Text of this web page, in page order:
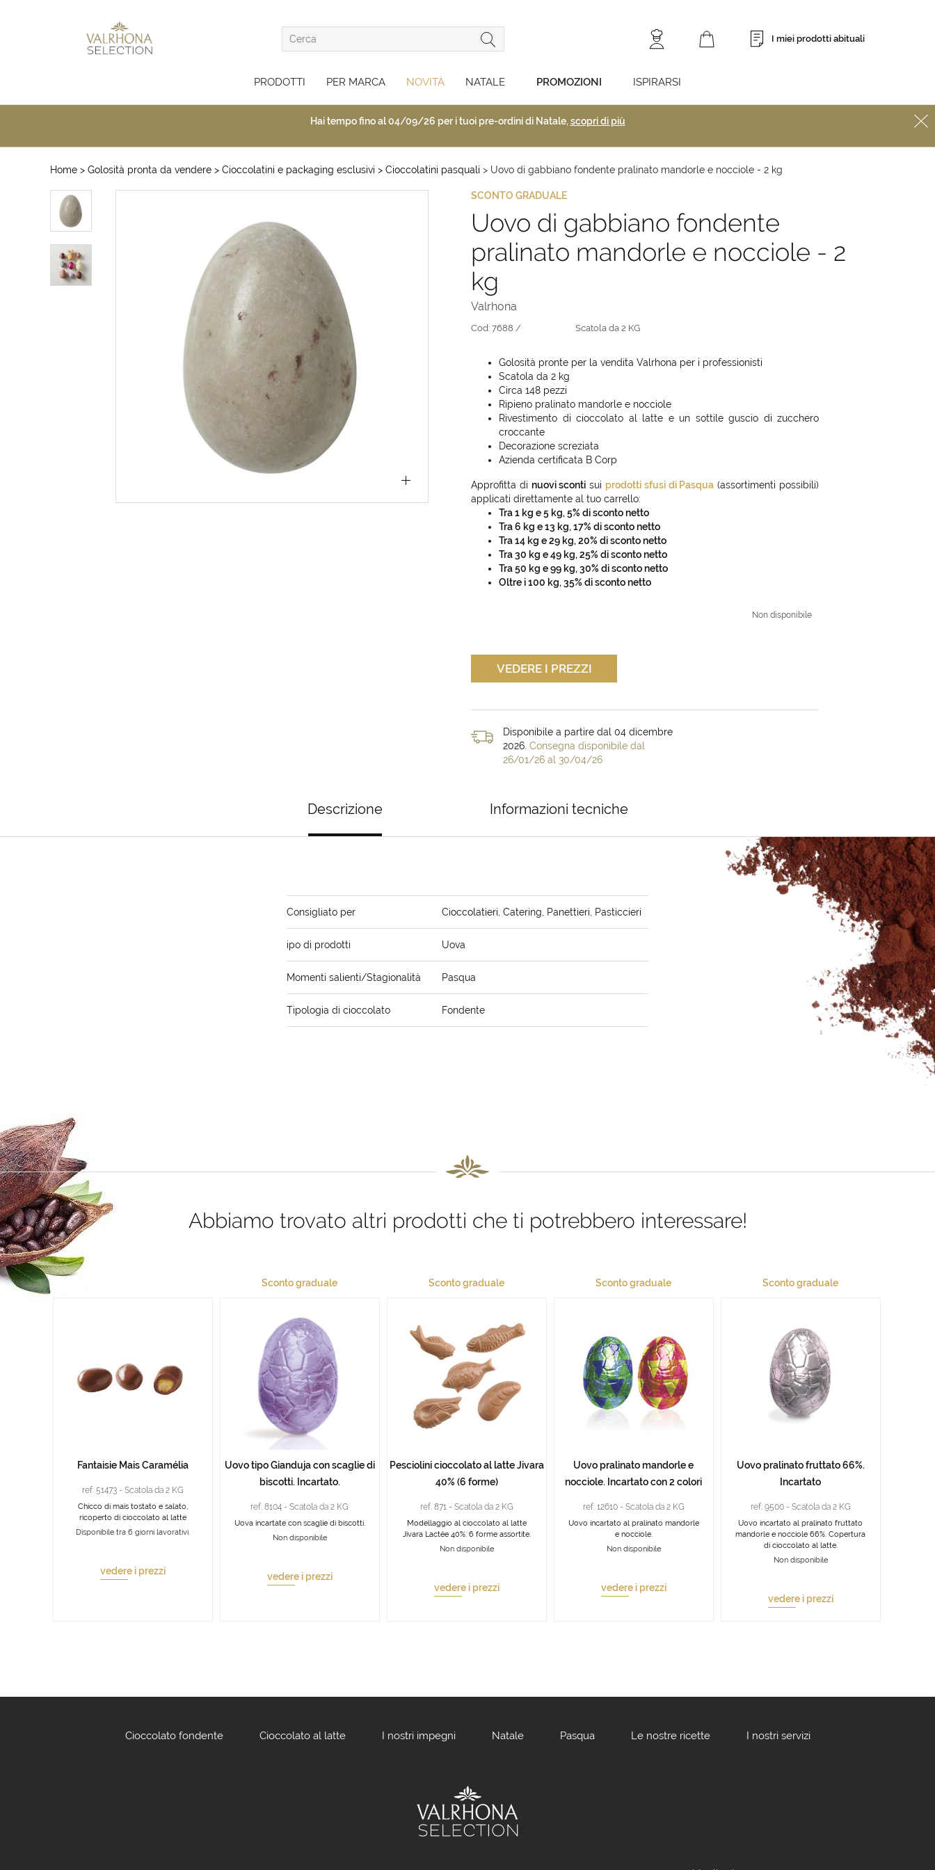
I miei prodotti abituali
PRODOTTI PER MARCA NOVITÀ NATALE PROMOZIONI ISPIRARSI
Hai tempo fino al 04/09/26 per i tuoi pre-ordini di Natale, scopri di più
Home > Golosità pronta da vendere > Cioccolatini e packaging esclusivi > Cioccolatini pasquali > Uovo di gabbiano fondente pralinato mandorle e nocciole - 2 kg
SCONTO GRADUALE
Uovo di gabbiano fondente
pralinato mandorle e nocciole - 2
kg
Valrhona
Cod: 7688 / Scatola da 2 KG
Golosità pronte per la vendita Valrhona per i professionisti
Scatola da 2 kg
Circa 148 pezzi
Ripieno pralinato mandorle e nocciole
Rivestimento di cioccolato al latte e un sottile guscio di zucchero
croccante
Decorazione screziata
Azienda certificata B Corp
Approfitta di nuovi sconti sui prodotti sfusi di Pasqua (assortimenti possibili)
applicati direttamente al tuo carrello:
Tra 1 kg e 5 kg, 5% di sconto netto
Tra 6 kg e 13 kg, 17% di sconto netto
Tra 14 kg e 29 kg, 20% di sconto netto
Tra 30 kg e 49 kg, 25% di sconto netto
Tra 50 kg e 99 kg, 30% di sconto netto
Oltre i 100 kg, 35% di sconto netto
Non disponibile
VEDERE I PREZZI
Disponibile a partire dal 04 dicembre
2026. Consegna disponibile dal
26/01/26 al 30/04/26
Descrizione Informazioni tecniche
Consigliato per Cioccolatieri, Catering, Panettieri, Pasticcieri
ipo di prodotti Uova
Momenti salienti/Stagionalità Pasqua
Tipologia di cioccolato Fondente
Abbiamo trovato altri prodotti che ti potrebbero interessare!
Fantaisie Mais Caramélia
ref. 51473 - Scatola da 2 KG
Chicco di mais tostato e salato,
ricoperto di cioccolato al latte
Disponibile tra 6 giorni lavorativi.
vedere i prezzi
Sconto graduale
Uovo tipo Gianduja con scaglie di
biscotti. Incartato.
ref. 8104 - Scatola da 2 KG
Uova incartate con scaglie di biscotti.
Non disponibile
vedere i prezzi
Sconto graduale
Pesciolini cioccolato al latte Jivara
40% (6 forme)
ref. 871 - Scatola da 2 KG
Modellaggio al cioccolato al latte
Jivara Lactée 40%. 6 forme assortite.
Non disponibile
vedere i prezzi
Sconto graduale
Uovo pralinato mandorle e
nocciole. Incartato con 2 colori
ref. 12610 - Scatola da 2 KG
Uovo incartato al pralinato mandorle
e nocciole.
Non disponibile
vedere i prezzi
Sconto graduale
Uovo pralinato fruttato 66%.
Incartato
ref. 9500 - Scatola da 2 KG
Uovo incartato al pralinato fruttato
mandorle e nocciole 66%. Copertura
di cioccolato al latte.
Non disponibile
vedere i prezzi
Cioccolato fondente Cioccolato al latte I nostri impegni Natale Pasqua Le nostre ricette I nostri servizi